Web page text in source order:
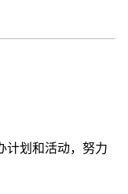
计划和活动，努力